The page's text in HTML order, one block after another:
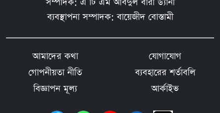
ব্যবস্থাপনা সম্পাদক: বায়েজীদ বোস্তামী
আমাদের কথা
যোগাযোগ
গোপনীয়তা নীতি
ব্যবহারের শর্তাবলি
বিজ্ঞাপন মূল্য
আর্কাইভ